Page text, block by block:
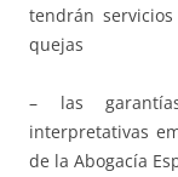
tendrán
quejas
– las
interpretativas
de la Abogacía